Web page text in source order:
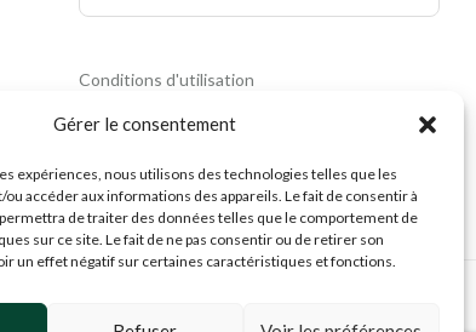
Gérer le consentement
expériences, nous utilisons des technologies telles que les
accéder aux informations des appareils. Le fait de consentir à
de traiter des données telles que le comportement de
sur ce site. Le fait de ne pas consentir ou de retirer son
un effet négatif sur certaines caractéristiques et fonctions.
Conditions d'utilisation
Politique de cookies
Mentions légales
Propriété intellectuelle